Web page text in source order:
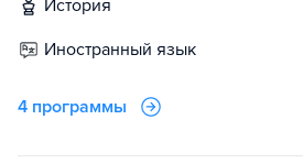
история
иностранный язык
4 программы